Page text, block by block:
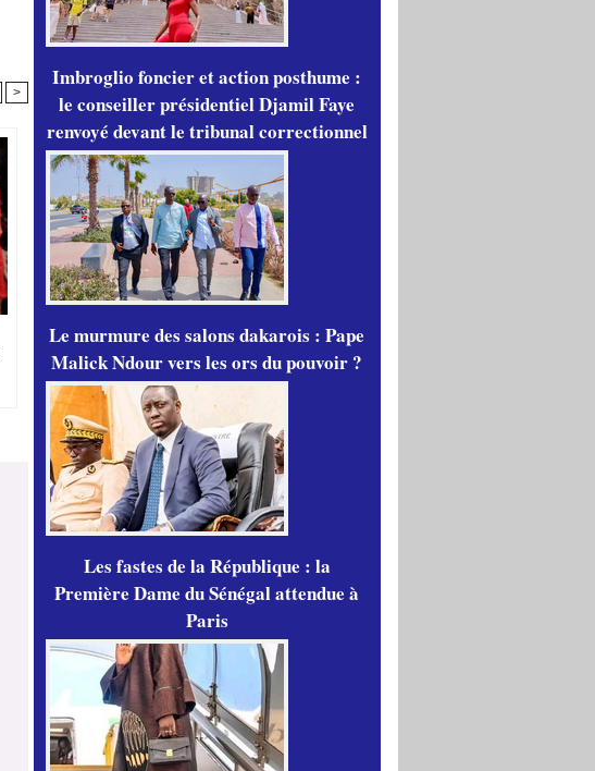
>
Imbroglio foncier et action posthume :
le conseiller présidentiel Djamil Faye
renvoyé devant le tribunal correctionnel
Le murmure des salons dakarois : Pape
Malick Ndour vers les ors du pouvoir ?
Les fastes de la République : la
Première Dame du Sénégal attendue à
Paris